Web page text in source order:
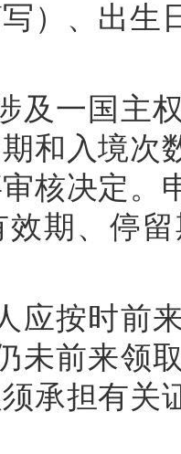
）、出生
一国主权
和入境次
核决定。
效期、停
按时前来
未前来领
承担有关